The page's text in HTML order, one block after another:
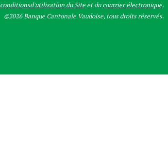
conditionsd'utilisation du Site et ducourrier électronique.
©2026 Banque Cantonale Vaudoise, tous droits réservés.